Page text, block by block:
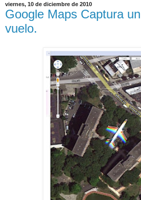
viernes, 10 de diciembre de 2010
Google Maps Captura
vuelo.